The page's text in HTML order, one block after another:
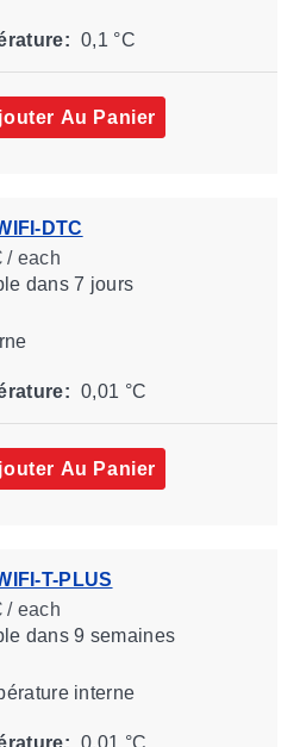
0,1 °C
Au Panier
DTC
/ each
dans 7 jours
0,01 °C
Au Panier
T-PLUS
/ each
dans 9 semaines
interne
0,01 °C